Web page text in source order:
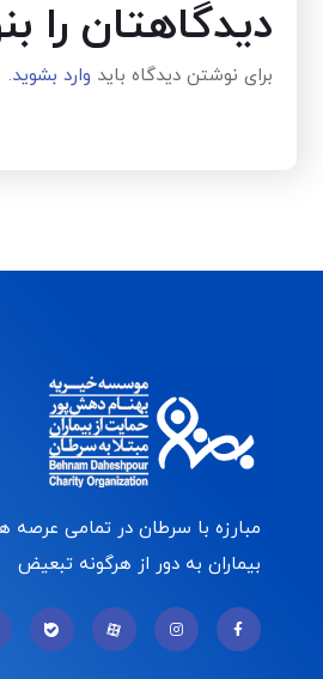
دیدگاهتان را
برای نوشتن دیدگاه باید وارد بشوید.
مبارزه با سرطان در تمامی عرصه
بیماران به دور از هرگونه تبعیض